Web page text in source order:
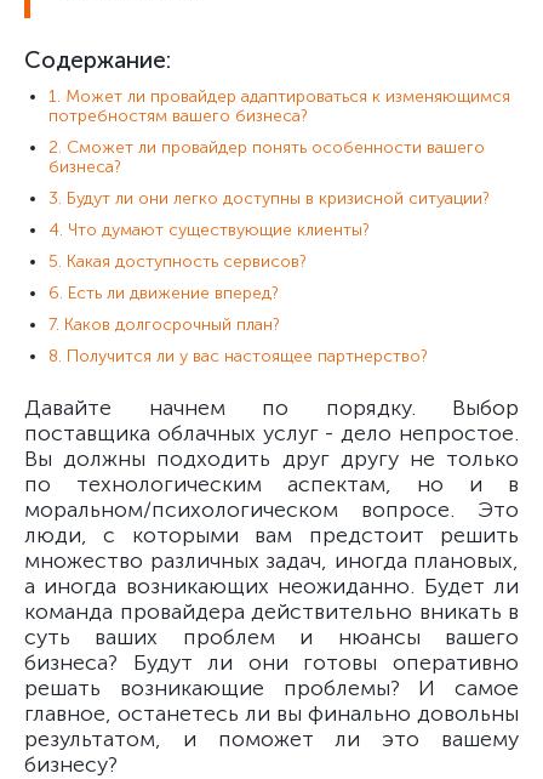
Содержание:
1. Может ли провайдер адаптироваться к изменяющимся
потребностям вашего бизнеса?
2. Сможет ли провайдер понять особенности вашего
бизнеса?
3. Будут ли они легко доступны в кризисной ситуации?
4. Что думают существующие клиенты?
5. Какая доступность сервисов?
6. Есть ли движение вперед?
7. Каков долгосрочный план?
8. Получится ли у вас настоящее партнерство?
Давайте начнем по порядку. Выбор
поставщика облачных услуг - дело непростое.
Вы должны подходить друг другу не только
по технологическим аспектам, но и в
моральном/психологическом вопросе. Это
люди, с которыми вам предстоит решить
множество различных задач, иногда плановых,
а иногда возникающих неожиданно. Будет ли
команда провайдера действительно вникать в
суть ваших проблем и нюансы вашего
бизнеса? Будут ли они готовы оперативно
решать возникающие проблемы? И самое
главное, останетесь ли вы финально довольны
результатом, и поможет ли это вашему
бизнесу?